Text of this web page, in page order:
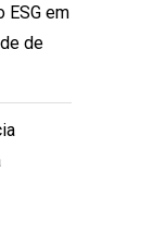
ESG em
de